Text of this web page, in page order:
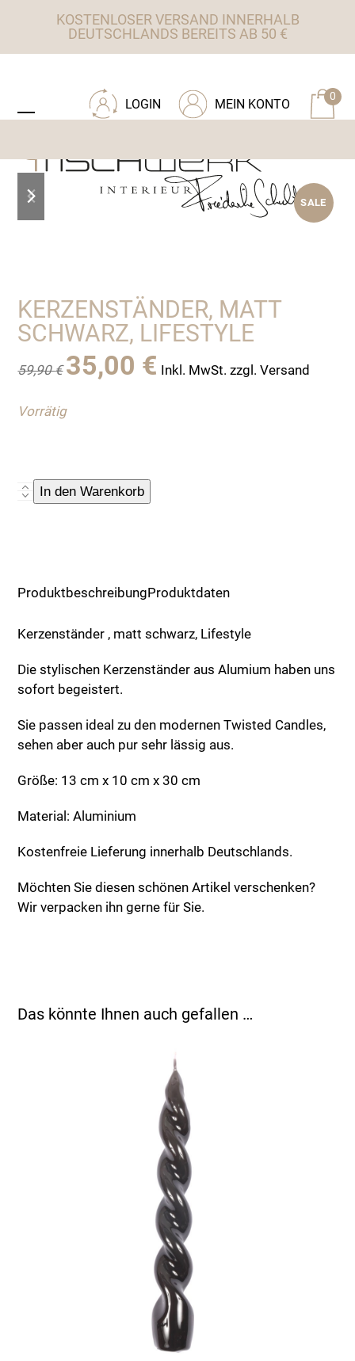
KOSTENLOSER VERSAND INNERHALB
DEUTSCHLANDS BEREITS AB 50 €
0
MEIN KONTO
LOGIN
mobile
mobile
SALE
slide
slide
KERZENSTÄNDER, MATT
SCHWARZ, LIFESTYLE
59,90€
Ursprünglicher
Preis
59,90 €
35,00 € Preis
Inkl. MwSt. zzgl. Versand
Vorrätig
Kerzenständer,
In den Warenkorb
ProduktbeschreibungProduktdaten
Kerzenständer , matt schwarz, Lifestyle
Die stylischen Kerzenständer aus Alumium haben uns
sofort begeistert.
Sie passen ideal zu den modernen Twisted Candles,
sehen aber auch pur sehr lässig aus.
Größe: 13 cm x 10 cm x 30 cm
Material: Aluminium
Kostenfreie Lieferung innerhalb Deutschlands.
Möchten Sie diesen schönen Artikel verschenken?
Wir verpacken ihn gerne für Sie.
Das könnte Ihnen auch gefallen …